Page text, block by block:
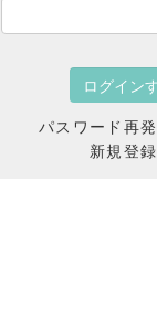
パスワード再
新規登録